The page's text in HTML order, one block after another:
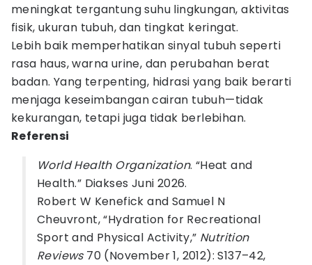
meningkat tergantung suhu lingkungan, aktivitas
fisik, ukuran tubuh, dan tingkat keringat.
Lebih baik memperhatikan sinyal tubuh seperti
rasa haus, warna urine, dan perubahan berat
badan. Yang terpenting, hidrasi yang baik berarti
menjaga keseimbangan cairan tubuh—tidak
kekurangan, tetapi juga tidak berlebihan.
Referensi
World Health Organization. “Heat and
Health.” Diakses Juni 2026.
Robert W Kenefick and Samuel N
Cheuvront, “Hydration for Recreational
Sport and Physical Activity,” Nutrition
Reviews70 (November 1, 2012): S137–42,